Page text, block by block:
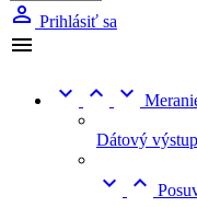
 Prihlásiť sa


 
Dátový
 